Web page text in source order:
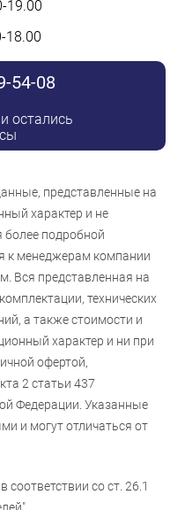
19.00
18.00
54-08
остались
представленные на
характер и не
подробной
к менеджерам компании
Вся представленная на
технических
а также стоимости и
характер и ни при
офертой,
2 статьи 437
Федерации. Указанные
и могут отличаться от
соответствии со ст. 26.1